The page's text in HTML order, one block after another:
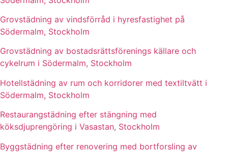
Grovstädning av vindsförråd i hyresfastighet på
Södermalm, Stockholm
Grovstädning av bostadsrättsförenings källare och
cykelrum i Södermalm, Stockholm
Hotellstädning av rum och korridorer med textiltvätt i
Södermalm, Stockholm
Restaurangstädning efter stängning med
köksdjuprengöring i Vasastan, Stockholm
Byggstädning efter renovering med bortforsling av